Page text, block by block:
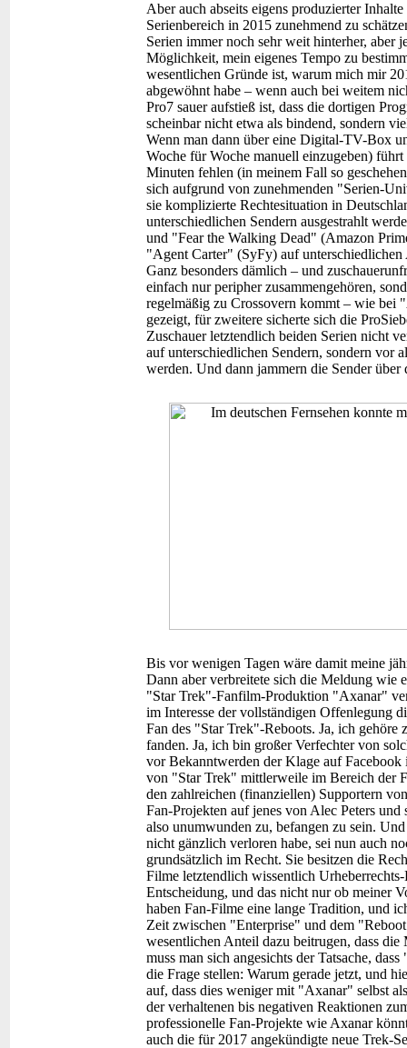
Aber auch abseits eigens produzierter
Serienbereich in 2015 zunehmend zu
Serien immer noch sehr weit hinterher, aber
Möglichkeit, mein eigenes Tempo zu
wesentlichen Gründe ist, warum mich mir
abgewöhnt habe – wenn auch bei weitem
Pro7 sauer aufstieß ist, dass die dortigen
scheinbar nicht etwa als bindend, sondern
Wenn man dann über eine Digital-TV-Box
Woche für Woche manuell einzugeben)
Minuten fehlen (in meinem Fall so
sich aufgrund von zunehmenden "Serien-
sie komplizierte Rechtesituation in
unterschiedlichen Sendern ausgestrahlt
und "Fear the Walking Dead" (Amazon
"Agent Carter" (SyFy) auf unterschiedlichen
Ganz besonders dämlich – und
einfach nur peripher zusammengehören,
regelmäßig zu Crossovern kommt – wie
gezeigt, für zweitere sicherte sich die
Zuschauer letztendlich beiden Serien nicht
auf unterschiedlichen Sendern, sondern vor
werden. Und dann jammern die Sender
Bis vor wenigen Tagen wäre damit meine
Dann aber verbreitete sich die Meldung wie
"Star Trek"-Fanfilm-Produktion "Axanar"
im Interesse der vollständigen Offenlegung
Fan des "Star Trek"-Reboots. Ja, ich gehöre
fanden. Ja, ich bin großer Verfechter von
vor Bekanntwerden der Klage auf
von "Star Trek" mittlerweile im Bereich der
den zahlreichen (finanziellen) Supportern
Fan-Projekten auf jenes von Alec Peters
also unumwunden zu, befangen zu sein.
nicht gänzlich verloren habe, sei nun auch
grundsätzlich im Recht. Sie besitzen die
Filme letztendlich wissentlich
Entscheidung, und das nicht nur ob meiner
haben Fan-Filme eine lange Tradition, und
Zeit zwischen "Enterprise" und dem
wesentlichen Anteil dazu beitrugen, dass
muss man sich angesichts der Tatsache,
die Frage stellen: Warum gerade jetzt, und
auf, dass dies weniger mit "Axanar" selbst
der verhaltenen bis negativen Reaktionen
professionelle Fan-Projekte wie Axanar
auch die für 2017 angekündigte neue Trek-